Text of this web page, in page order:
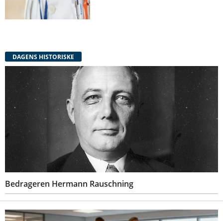
DAGENS HISTORISKE
Bedrageren Hermann Rauschning